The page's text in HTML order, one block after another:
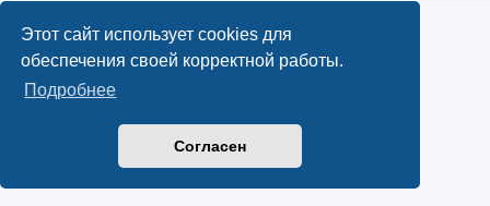
Этот сайт использует cookies для
обеспечения своей корректной работы.
Подробнее
Согласен